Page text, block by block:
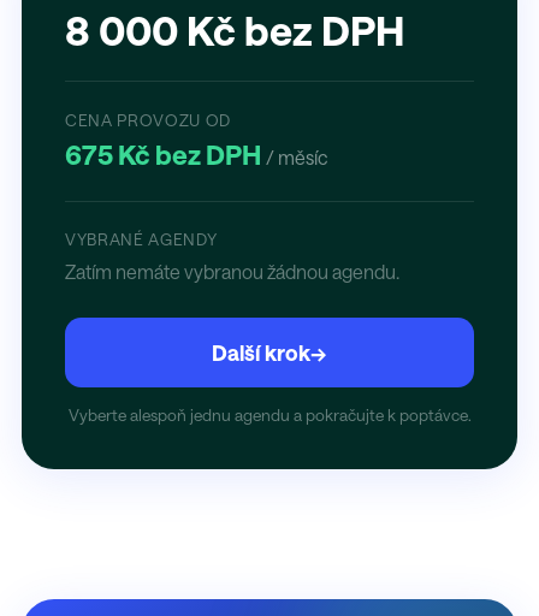
8 000 Kč bez DPH
CENA PROVOZU OD
675 Kč bez DPH / měsíc
VYBRANÉ AGENDY
Zatím nemáte vybranou žádnou agendu.
Další krok→
Vyberte alespoň jednu agendu a pokračujte k poptávce.